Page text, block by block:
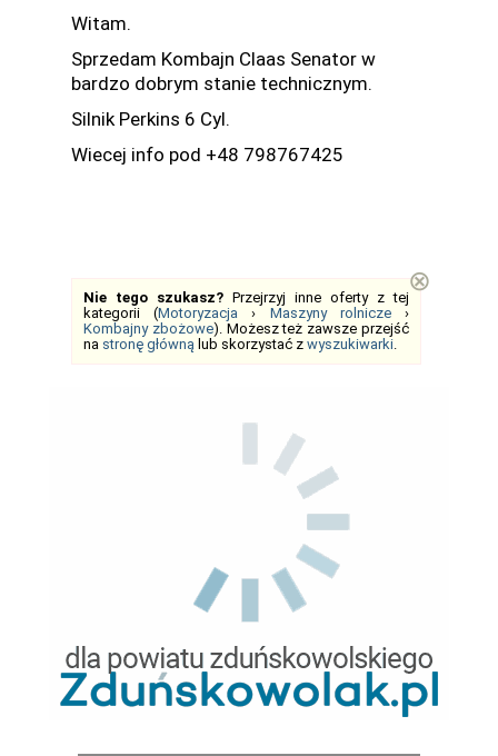
Witam.
Sprzedam Kombajn Claas Senator w
bardzo dobrym stanie technicznym.
Silnik Perkins 6 Cyl.
Wiecej info pod +48 798767425
Nie tego szukasz? Przejrzyj inne oferty z tej
kategorii (Motoryzacja › Maszyny rolnicze›
Kombajny zbożowe). Możesz też zawsze przejść
na stronę główną lub skorzystać z wyszukiwarki
⊗